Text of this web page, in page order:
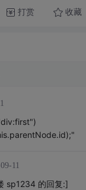
打赏 收藏
11
sp1234 的回复:]